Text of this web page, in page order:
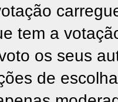
tem a
os seus
de